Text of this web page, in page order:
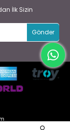
İlk Sizin
Gönder